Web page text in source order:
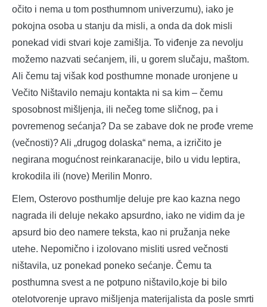
očito i nema u tom posthumnom univerzumu), iako je
pokojna osoba u stanju da misli, a onda da dok misli
ponekad vidi stvari koje zamišlja. To viđenje za nevolju
možemo nazvati sećanjem, ili, u gorem slučaju, maštom.
Ali čemu taj višak kod posthumne monade uronjene u
Večito Ništavilo nemaju kontakta ni sa kim – čemu
sposobnost mišljenja, ili nečeg tome sličnog, pa i
povremenog sećanja? Da se zabave dok ne prođe vreme
(večnosti)? Ali „drugog dolaska“ nema, a izričito je
negirana mogućnost reinkaranacije, bilo u vidu leptira,
krokodila ili (nove) Merilin Monro.
Elem, Osterovo posthumlje deluje pre kao kazna nego
nagrada ili deluje nekako apsurdno, iako ne vidim da je
apsurd bio deo namere teksta, kao ni pružanja neke
utehe. Nepomično i izolovano misliti usred večnosti
ništavila, uz ponekad poneko sećanje. Čemu ta
posthumna svest a ne potpuno ništavilo,koje bi bilo
otelotvorenje upravo mišljenja materijalista da posle smrti